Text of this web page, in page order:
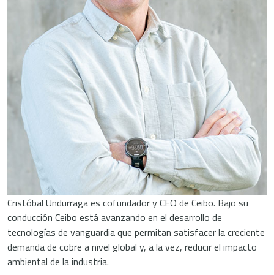
Cristóbal Undurraga es cofundador y CEO de Ceibo. Bajo su
conducción Ceibo está avanzando en el desarrollo de
tecnologías de vanguardia que permitan satisfacer la creciente
demanda de cobre a nivel global y, a la vez, reducir el impacto
ambiental de la industria.